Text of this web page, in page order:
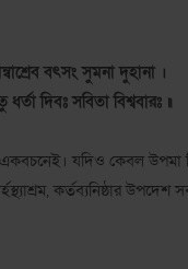
বৎসং সুমনা দুহানা ।
দিবঃ সবিতা বিশ্ববারঃ ॥
যদিও কেবল উপমা
কর্তব্যনিষ্ঠার